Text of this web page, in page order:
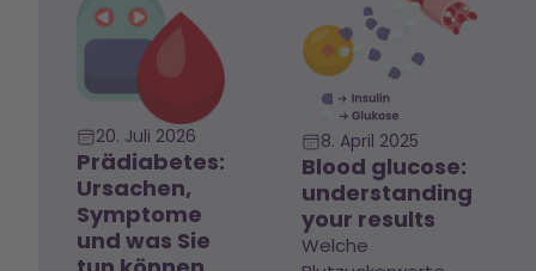
20. Juli 2026
Prädiabetes:
Ursachen,
Symptome
und was Sie
8. April 2025
Blood glucose:
understanding
your results
Welche